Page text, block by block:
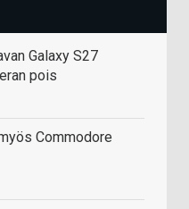
Galaxy S27
pois
Commodore